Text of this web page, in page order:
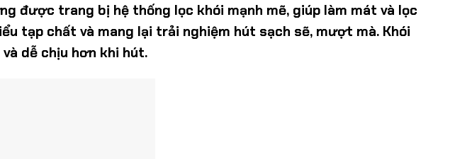
được trang bị hệ thống lọc khói mạnh mẽ, giúp làm mát và lọc
tạp chất và mang lại trải nghiệm hút sạch sẽ, mượt mà. Khói
dễ chịu hơn khi hút.